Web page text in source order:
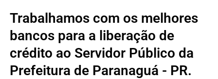
Trabalhamos com os melhores
bancos para a liberação de
crédito ao Servidor Público da
Prefeitura de Paranaguá - PR.